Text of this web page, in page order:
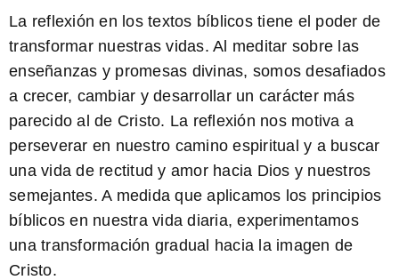
La reflexión en los textos bíblicos tiene el poder de
transformar nuestras vidas. Al meditar sobre las
enseñanzas y promesas divinas, somos desafiados
a crecer, cambiar y desarrollar un carácter más
parecido al de Cristo. La reflexión nos motiva a
perseverar en nuestro camino espiritual y a buscar
una vida de rectitud y amor hacia Dios y nuestros
semejantes. A medida que aplicamos los principios
bíblicos en nuestra vida diaria, experimentamos
una transformación gradual hacia la imagen de
Cristo.